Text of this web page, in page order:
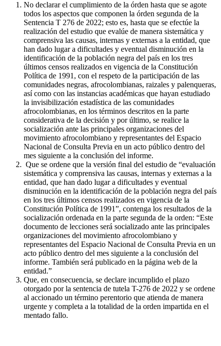
No declarar el cumplimiento de la órden hasta que se agote
todos los aspectos que componen la órden segunda de la
Sentencia T 276 de 2022; esto es, hasta que se efectúe la
realización del estudio que evalúe de manera sistemática y
comprensiva las causas, internas y externas a la entidad, que
han dado lugar a dificultades y eventual disminución en la
identificación de la población negra del país en los tres
últimos censos realizados en vigencia de la Constitución
Política de 1991, con el respeto de la participación de las
comunidades negras, afrocolombianas, raizales y palenqueras,
así como con las instancias académicas que hayan estudiado
la invisibilización estadística de las comunidades
afrocolombianas, en los términos descritos en la parte
considerativa de la decisión y por último, se realice la
socialización ante las principales organizaciones del
movimiento afrocolombiano y representantes del Espacio
Nacional de Consulta Previa en un acto público dentro del
mes siguiente a la conclusión del informe.
Que se ordene que la versión final del estudio de “evaluación
sistemática y comprensiva las causas, internas y externas a la
entidad, que han dado lugar a dificultades y eventual
disminución en la identificación de la población negra del país
en los tres últimos censos realizados en vigencia de la
Constitución Política de 1991”, contenga los resultados de la
socialización ordenada en la parte segunda de la orden: “Este
documento de lecciones será socializado ante las principales
organizaciones del movimiento afrocolombiano y
representantes del Espacio Nacional de Consulta Previa en un
acto público dentro del mes siguiente a la conclusión del
informe. También será publicado en la página web de la
entidad.”
Que, en consecuencia, se declare incumplido el plazo
otorgado por la sentencia de tutela T-276 de 2022 y se ordene
al accionado un término perentorio que atienda de manera
urgente y completa a la totalidad de la orden impartida en el
mentado fallo.